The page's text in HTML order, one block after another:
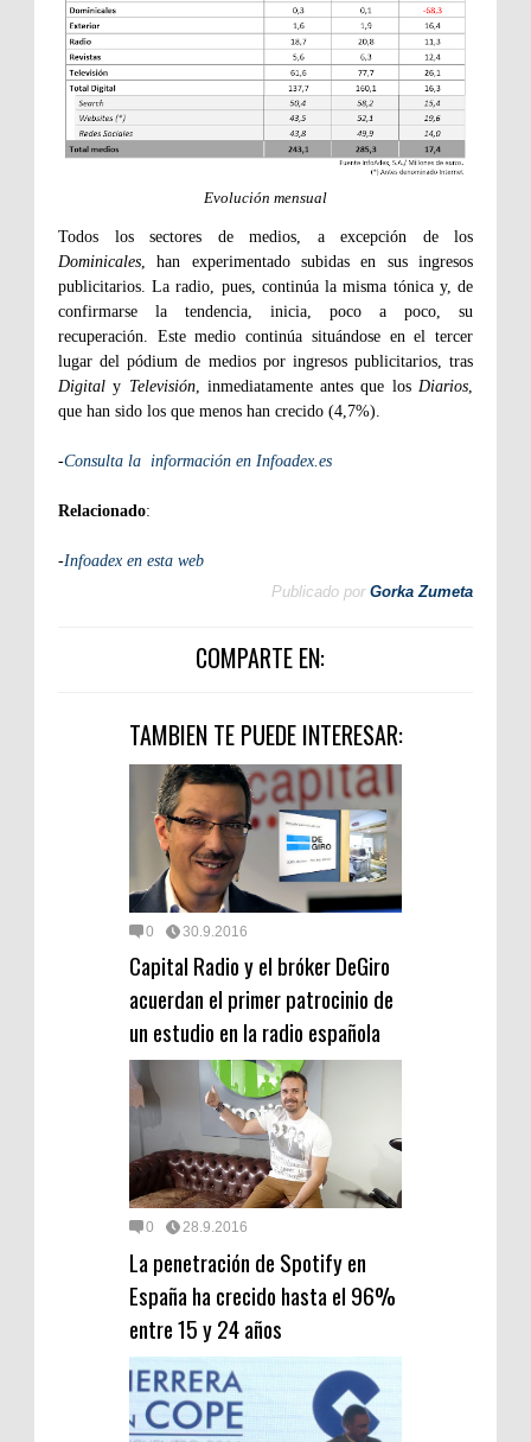
Evolución mensual
Todos los sectores de medios, a excepción de los
Dominicales, han experimentado subidas en sus ingresos
publicitarios. La radio, pues, continúa la misma tónica y, de
confirmarse la tendencia, inicia, poco a poco, su
recuperación. Este medio continúa situándose en el tercer
lugar del pódium de medios por ingresos publicitarios, tras
Digital y Televisión, inmediatamente antes que losDiarios,
que han sido los que menos han crecido (4,7%).
-Consulta la información en Infoadex.es
Relacionado:
-Infoadex en esta web
Publicado por Gorka Zumeta
COMPARTE EN:
TAMBIEN TE PUEDE INTERESAR:
0 30.9.2016
Capital Radio y el bróker DeGiro
acuerdan el primer patrocinio de
un estudio en la radio española
0 28.9.2016
La penetración de Spotify en
España ha crecido hasta el 96%
entre 15 y 24 años